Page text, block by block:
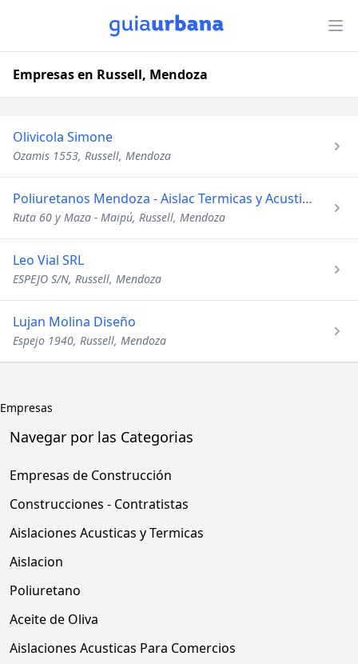
Empresas en Russell, Mendoza
Olivicola Simone
Ozamis 1553, Russell, Mendoza
Poliuretanos Mendoza - Aislac Termicas y Acusticas
Ruta 60 y Maza - Maipú, Russell, Mendoza
Leo Vial SRL
ESPEJO S/N, Russell, Mendoza
Lujan Molina Diseño
Espejo 1940, Russell, Mendoza
Empresas
Navegar por las Categorias
Empresas de Construcción
Construcciones - Contratistas
Aislaciones Acusticas y Termicas
Aislacion
Poliuretano
Aceite de Oliva
Aislaciones Acusticas Para Comercios